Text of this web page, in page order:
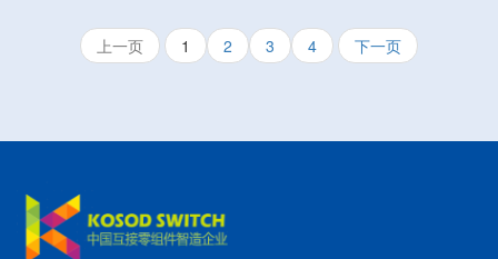
上一页 1 2 3 4 下一页